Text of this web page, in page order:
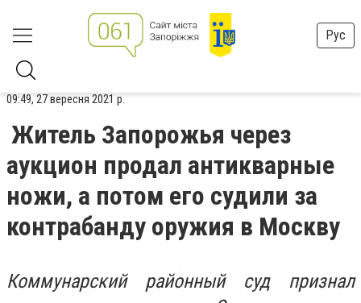
Рус
09:49, 27 вересня 2021 р.
Житель Запорожья через
аукцион продал антикварные
ножи, а потом его судили за
контрабанду оружия в Москву
Коммунарский районный суд признал